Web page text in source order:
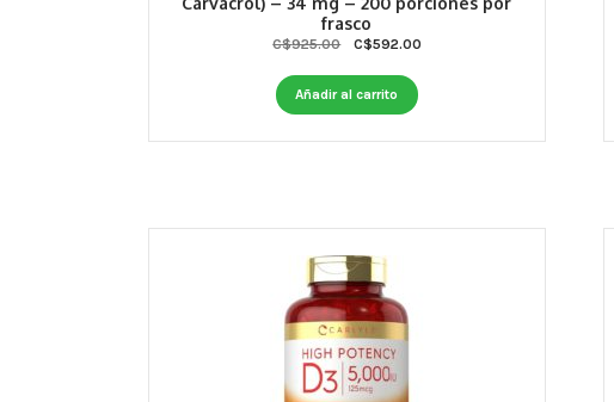
frasco
C$925.00
Original
was:
C$925.00.
C$592.00Current
Añadir al carrito